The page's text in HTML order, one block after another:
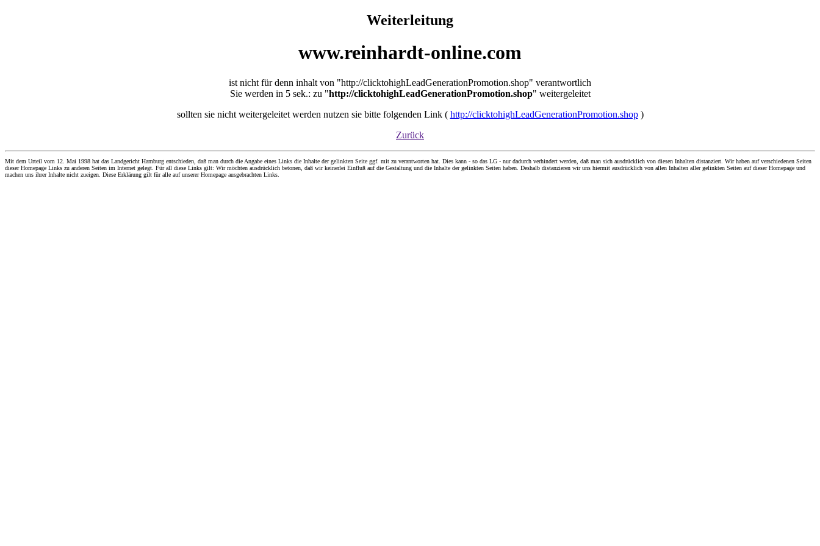
Weiterleitung
www.reinhardt-online.com
ist nicht für denn inhalt von "http://clicktohighLeadGenerationPromotion.shop" verantwortlich
Sie werden in 5 sek.: zu "http://clicktohighLeadGenerationPromotion.shop" weitergeleitet
sollten sie nicht weitergeleitet werden nutzen sie bitte folgenden Link ( http://clicktohighLeadGenerationPromotion.shop)
Zurück
Mit dem Urteil vom 12. Mai 1998 hat das Landgericht Hamburg entschieden, daß man durch die Angabe eines Links die Inhalte der gelinkten Seite ggf. mit zu verantworten hat. Dies kann - so das LG - nur dadurch verhindert werden, daß man sich ausdrücklich von diesen Inhalten distanziert. Wir haben auf verschiedenen Seiten
dieser Homepage Links zu anderen Seiten im Internet gelegt. Für all diese Links gilt: Wir möchten ausdrücklich betonen, daß wir keinerlei Einfluß auf die Gestaltung und die Inhalte der gelinkten Seiten haben. Deshalb distanzieren wir uns hiermit ausdrücklich von allen Inhalten aller gelinkten Seiten auf dieser Homepage und
machen uns ihrer Inhalte nicht zueigen. Diese Erklärung gilt für alle auf unserer Homepage ausgebrachten Links.